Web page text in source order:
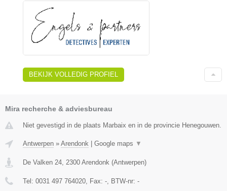
BEKIJK VOLLEDIG PROFIEL
Mira recherche & adviesbureau
Niet gevestigd in de plaats Marbaix en in de provincie Henegouwen.
Antwerpen » Arendonk Google maps ▼
De Valken 24, 2300 Arendonk (Antwerpen)
Tel: 0031 497 764020, Fax: -, BTW-nr: -